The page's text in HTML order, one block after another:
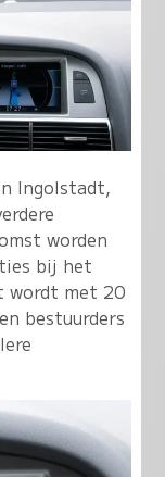
Ingolstadt,
worden
bij het
wordt met 20
bestuurders